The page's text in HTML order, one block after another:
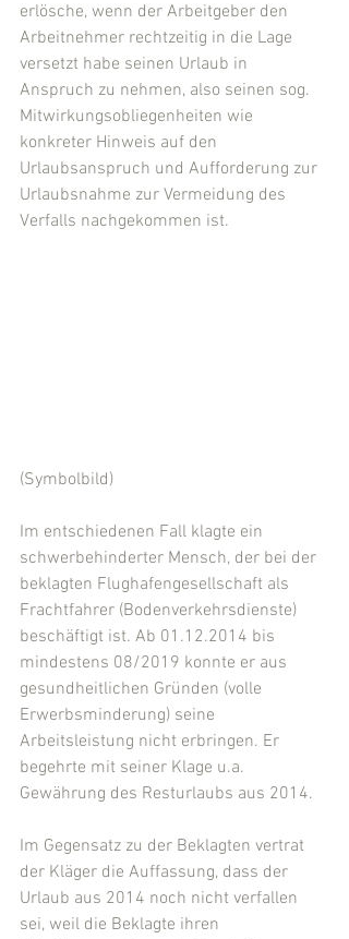
erlösche, wenn der Arbeitgeber den
Arbeitnehmer rechtzeitig in die Lage
versetzt habe seinen Urlaub in
Anspruch zu nehmen, also seinen sog.
Mitwirkungsobliegenheiten wie
konkreter Hinweis auf den
Urlaubsanspruch und Aufforderung zur
Urlaubsnahme zur Vermeidung des
Verfalls nachgekommen ist.
(Symbolbild)
Im entschiedenen Fall klagte ein
schwerbehinderter Mensch, der bei der
beklagten Flughafengesellschaft als
Frachtfahrer (Bodenverkehrsdienste)
beschäftigt ist. Ab 01.12.2014 bis
mindestens 08/2019 konnte er aus
gesundheitlichen Gründen (volle
Erwerbsminderung) seine
Arbeitsleistung nicht erbringen. Er
begehrte mit seiner Klage u.a.
Gewährung des Resturlaubs aus 2014.
Im Gegensatz zu der Beklagten vertrat
der Kläger die Auffassung, dass der
Urlaub aus 2014 noch nicht verfallen
sei, weil die Beklagte ihren